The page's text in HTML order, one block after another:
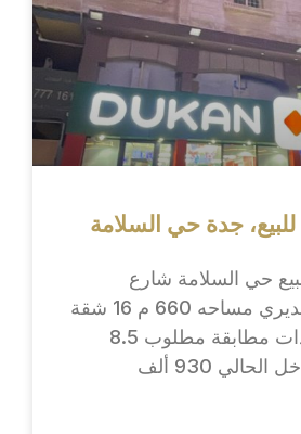
جدة حي السلامة
حي السلامة شارع
عبدالرحمن السديري مساحه 660 م 16 شقة
4 محلات العدادات مطابقة مطلوب 8.5
930 ألف